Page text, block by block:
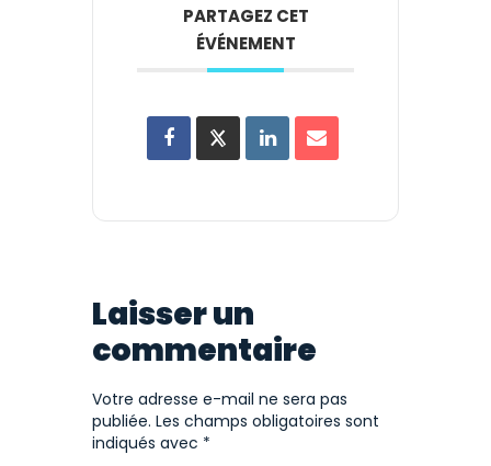
PARTAGEZ CET
ÉVÉNEMENT
Laisser un
commentaire
Votre adresse e-mail ne sera pas
publiée. Les champs obligatoires sont
indiqués avec *